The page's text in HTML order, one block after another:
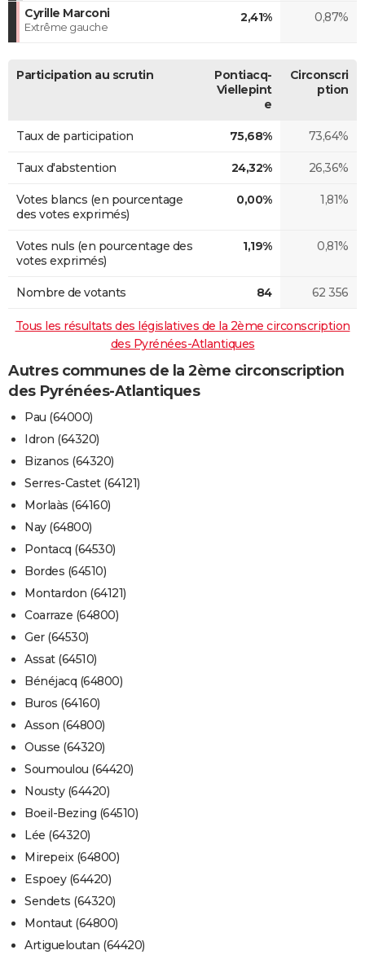
Cyrille Marconi
Extrême gauche
2,41% 0,87%
Participation au scrutin
Pontiacq-
Viellepint
e
Circonscri
ption
Taux de participation 75,68% 73,64%
Taux d'abstention 24,32% 26,36%
Votes blancs (en pourcentage
des votes exprimés)
0,00% 1,81%
Votes nuls (en pourcentage des
votes exprimés)
1,19% 0,81%
Nombre de votants 84 62 356
Tous les résultats des législatives de la 2ème circonscription
des Pyrénées-Atlantiques
Autres communes de la 2ème circonscription
des Pyrénées-Atlantiques
Pau (64000)
Idron (64320)
Bizanos (64320)
Serres-Castet (64121)
Morlaàs (64160)
Nay (64800)
Pontacq (64530)
Bordes (64510)
Montardon (64121)
Coarraze (64800)
Ger (64530)
Assat (64510)
Bénéjacq (64800)
Buros (64160)
Asson (64800)
Ousse (64320)
Soumoulou (64420)
Nousty (64420)
Boeil-Bezing (64510)
Lée (64320)
Mirepeix (64800)
Espoey (64420)
Sendets (64320)
Montaut (64800)
Artigueloutan (64420)